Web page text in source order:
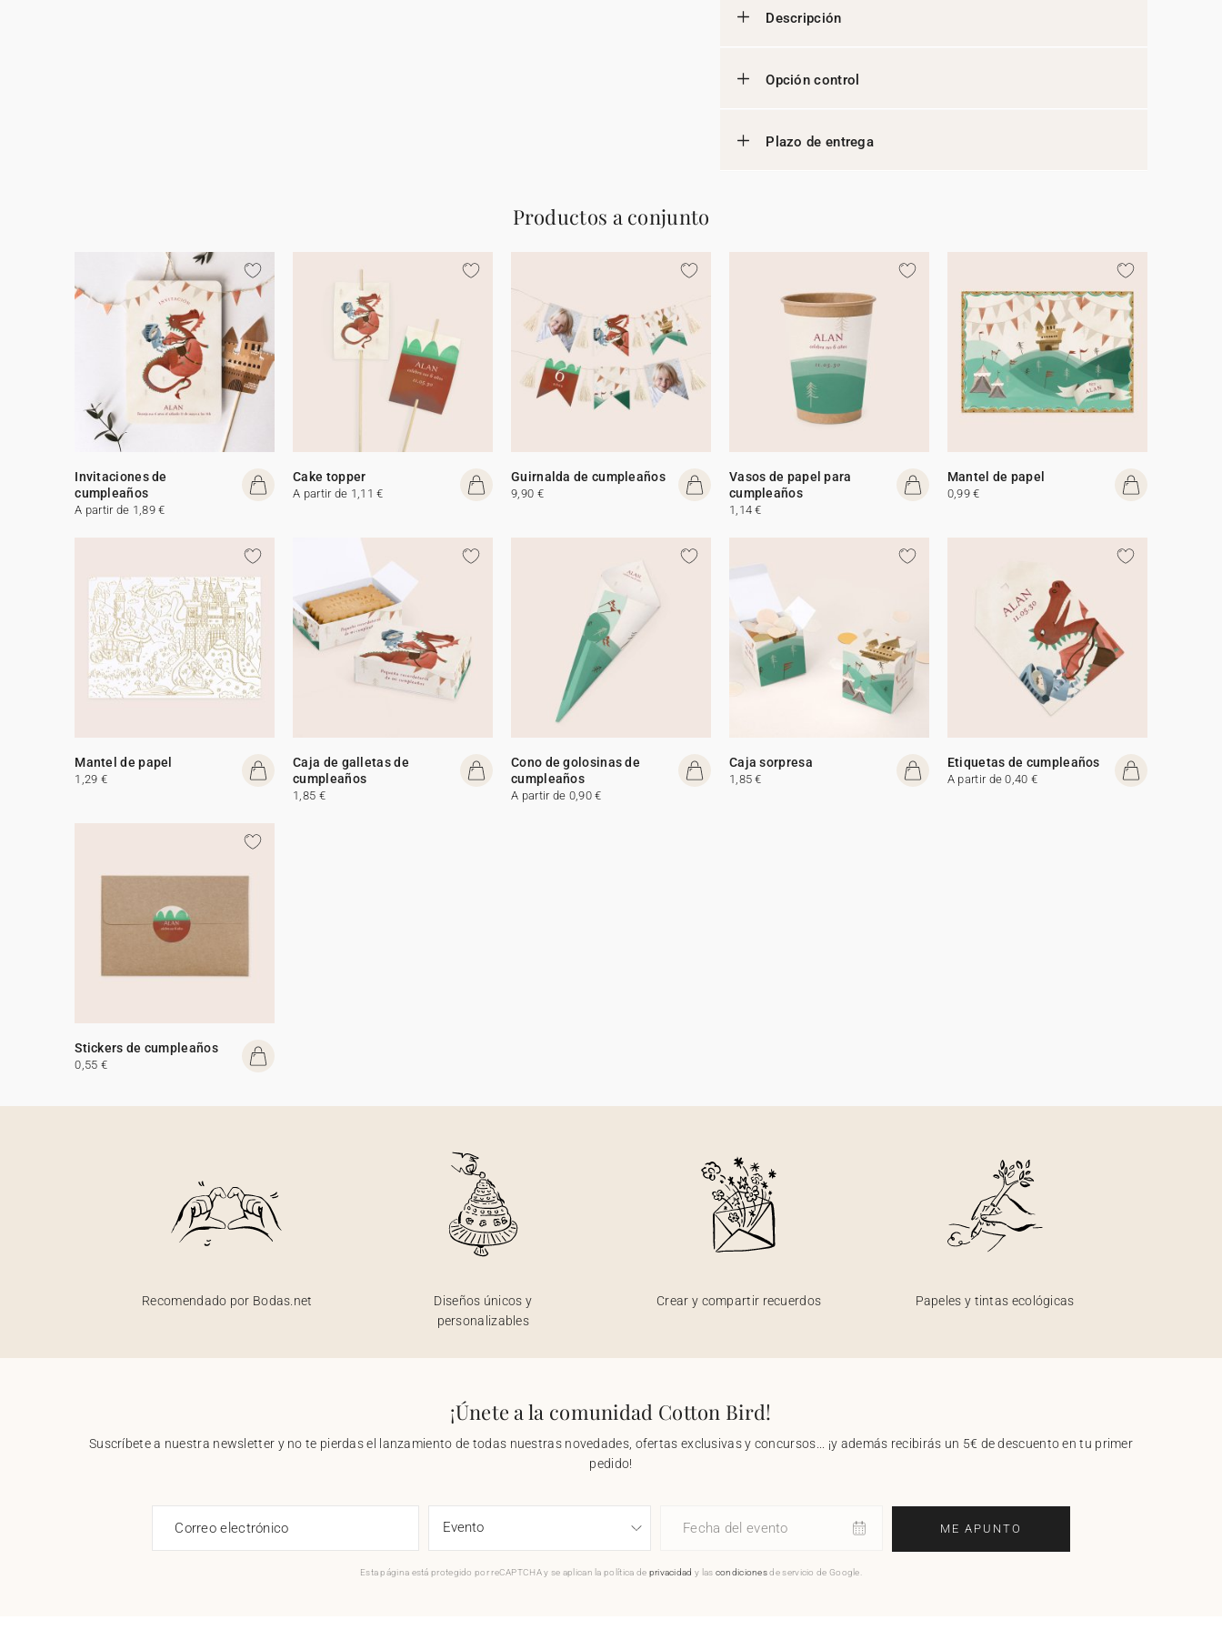
Descripción
Opción control
Plazo de entrega
Productos a conjunto
Invitaciones de
cumpleaños
A partir de 1,89 €
Cake topper
A partir de 1,11 €
Guirnalda de cumpleaños
9,90 €
Vasos de papel para
cumpleaños
1,14 €
Mantel de papel
0,99 €
Mantel de papel
1,29 €
Caja de galletas de
cumpleaños
1,85 €
Cono de golosinas de
cumpleaños
A partir de 0,90 €
Caja sorpresa
1,85 €
Etiquetas de cumpleaños
A partir de 0,40 €
Stickers de cumpleaños
0,55 €
Recomendado por Bodas.net
Diseños únicos y
personalizables
Crear y compartir recuerdos Papeles y tintas ecológicas
¡Únete a la comunidad Cotton Bird!
Suscríbete a nuestra newsletter y no te pierdas el lanzamiento de todas nuestras novedades, ofertas exclusivas y concursos... ¡y además recibirás un 5€ de descuento en tu primer
pedido!
Correo electrónico Fecha del evento ME APUNTO
Esta página está protegido por reCAPTCHA y se aplican la política de privacidad y las condicionesde servicio de Google.